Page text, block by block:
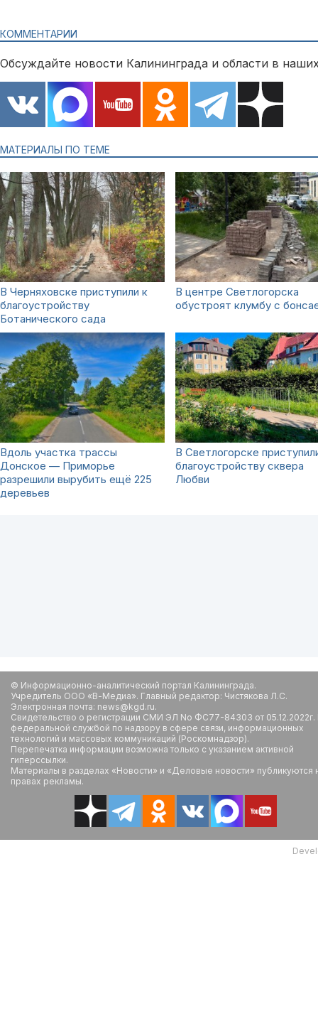
КОММЕНТАРИИ
Обсуждайте новости Калининграда и области в
МАТЕРИАЛЫ ПО ТЕМЕ
В Черняховске приступили к
благоустройству
Ботанического сада
В центре Светлогорска
обустроят клумбу с
Вдоль участка трассы
Донское — Приморье
разрешили вырубить ещё 225
деревьев
В Светлогорске
благоустройству сквера
Любви
© Информационно-аналитический портал Калининграда.
Учредитель ООО «В-Медиа». Главный редактор: Чистякова Л.С.
Электронная почта: news@kgd.ru.
Свидетельство о регистрации СМИ ЭЛ No ФС77-84303 от
федеральной службой по надзору в сфере связи, информационных
технологий и массовых коммуникаций (Роскомнадзор).
Перепечатка информации возможна только с указанием активной
гиперссылки.
Материалы в разделах «Новости» и «Деловые новости» публикуются
правах рекламы.